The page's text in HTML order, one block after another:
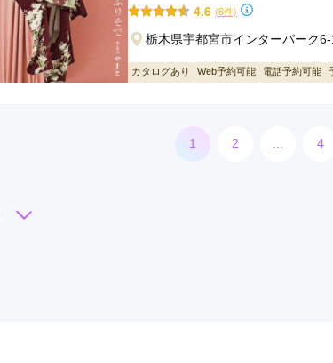
4.6 (6件)
栃木県宇都宮市インターパーク
カタログあり Web予約可能 電話予約可能
1 2 4